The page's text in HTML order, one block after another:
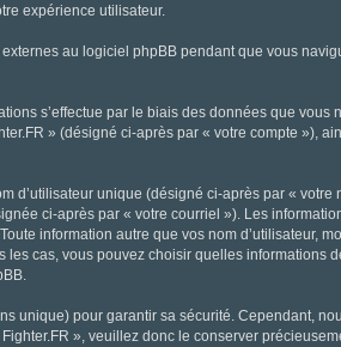
expérience utilisateur.
au logiciel phpBB pendant que vous
s’effectue par le biais des données que
» (désigné ci-après par « votre compte
d’utilisateur unique (désigné ci-après par «
ci-après par « votre courriel »). Les
information autre que vos nom d’utilisateur,
les cas, vous pouvez choisir quelles
unique) pour garantir sa sécurité. Cependant,
», veuillez donc le conserver